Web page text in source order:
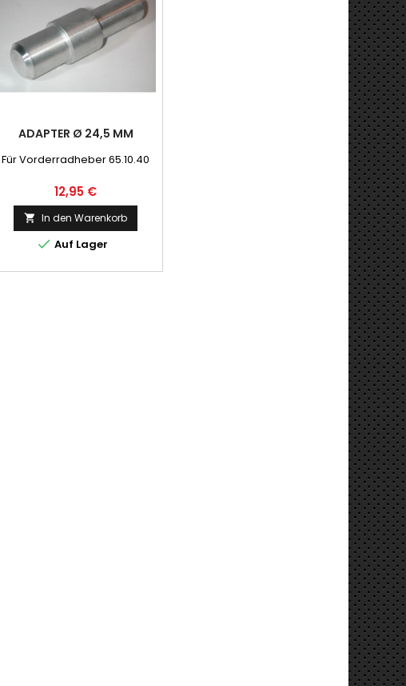
ADAPTER Ø 24,5 MM
Für Vorderradheber 65.10.40
Preis
12,95 €
 In den Warenkorb
 Auf Lager